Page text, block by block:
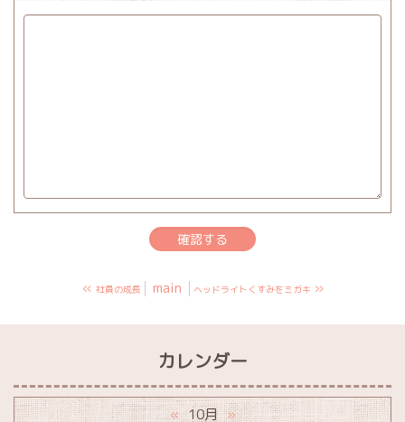
« 社員の成長 main ヘッドライトくすみをミガキ »
カレンダー
« 10月 »